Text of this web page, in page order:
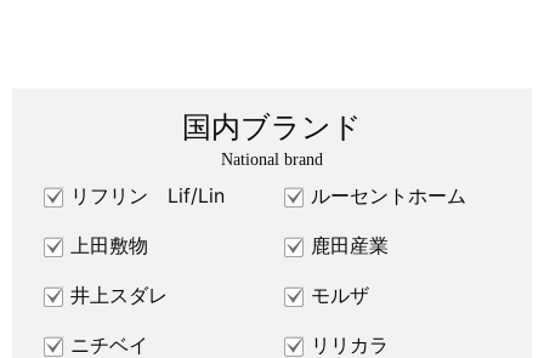
国内ブランド
National brand
リフリン Lif/Lin ルーセントホーム
上田敷物 鹿田産業
井上スダレ モルザ
ニチベイ リリカラ